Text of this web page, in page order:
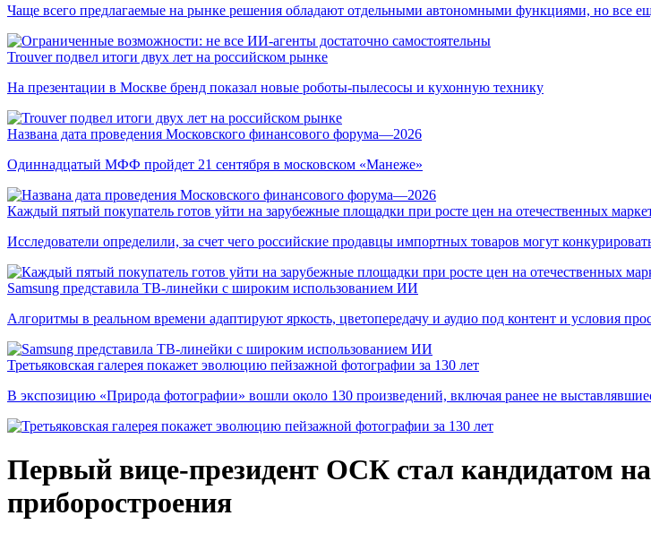
Чаще всего предлагаемые на рынке решения обладают отдельными автономными функциями, но все
Trouver подвел итоги двух лет на российском рынке
На презентации в Москве бренд показал новые роботы-пылесосы и кухонную технику
Названа дата проведения Московского финансового форума—2026
Одиннадцатый МФФ пройдет 21 сентября в московском «Манеже»
Каждый пятый покупатель готов уйти на зарубежные площадки при росте цен на отечественных
Исследователи определили, за счет чего российские продавцы импортных товаров могут
Samsung представила ТВ-линейки с широким использованием ИИ
Алгоритмы в реальном времени адаптируют яркость, цветопередачу и аудио под контент и условия
Третьяковская галерея покажет эволюцию пейзажной фотографии за 130 лет
В экспозицию «Природа фотографии» вошли около 130 произведений, включая ранее не
Первый вице-президент ОСК стал кандидатом
приборостроения